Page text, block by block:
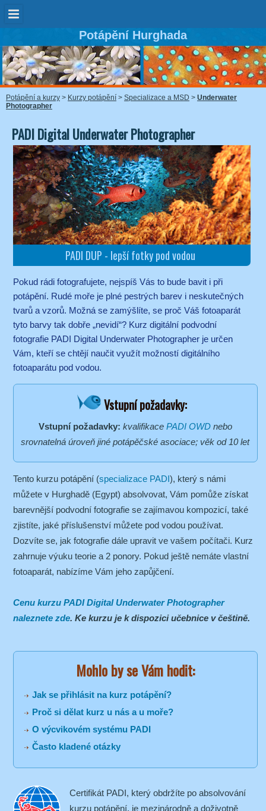
Potápění Hurghada
Potápění a kurzy > Kurzy potápění > Specializace a MSD > Underwater
Photographer
PADI Digital Underwater Photographer
PADI DUP - lepší fotky pod vodou
Pokud rádi fotografujete, nejspíš Vás to bude bavit i při
potápění. Rudé moře je plné pestrých barev i neskutečných
tvarů a vzorů. Možná se zamýšlíte, se proč Váš fotoaparát
tyto barvy tak dobře „nevidí“? Kurz digitální podvodní
fotografie PADI Digital Underwater Photographer je určen
Vám, kteří se chtějí naučit využít možností digitálního
fotoaparátu pod vodou.
Vstupní požadavky:
Vstupní požadavky: kvalifikace PADI OWDnebo
srovnatelná úroveň jiné potápěčské asociace; věk od 10 let
Tento kurzu potápění (specializace PADI), který s námi
můžete v Hurghadě (Egypt) absolvovat, Vám pomůže získat
barevnější podvodní fotografie se zajímavou kompozicí, také
zjistíte, jaké příslušenství můžete pod vodou používat.
Dozvíte se, jak fotografie dále upravit ve vašem počítači. Kurz
zahrnuje výuku teorie a 2 ponory. Pokud ještě nemáte vlastní
fotoaparát, nabízíme Vám jeho zapůjčení.
Cenu kurzu PADI Digital Underwater Photographer
naleznete zde. Ke kurzu je k dispozici učebnice v češtině.
Mohlo by se Vám hodit:
Jak se přihlásit na kurz potápění?
Proč si dělat kurz u nás a u moře?
O výcvikovém systému PADI
Často kladené otázky
Certifikát PADI, který obdržíte po absolvování
kurzu potápění, je mezinárodně a doživotně